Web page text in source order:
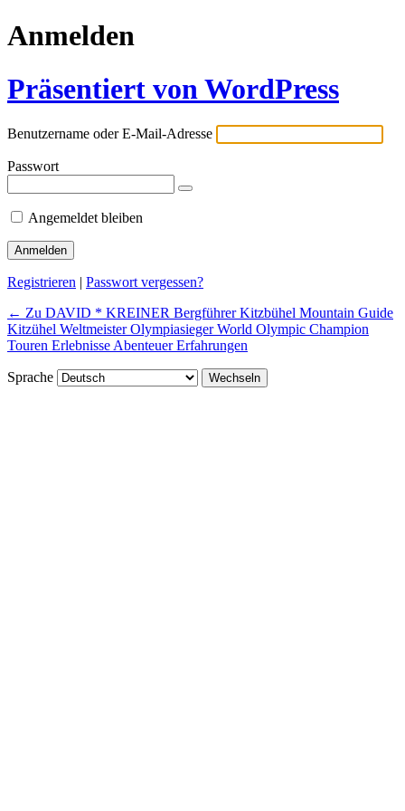
Anmelden
Präsentiert von WordPress
Benutzername oder E-Mail-Adresse
Passwort
Angemeldet bleiben
Registrieren | Passwort vergessen?
← Zu DAVID * KREINER Bergführer Kitzbühel Mountain Guide
Kitzühel Weltmeister Olympiasieger World Olympic Champion
Touren Erlebnisse Abenteuer Erfahrungen
Sprache